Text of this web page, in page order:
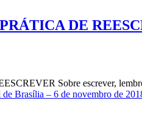
DE
Sobre escrever,
Brasília – 6 de novembro de